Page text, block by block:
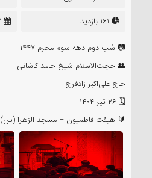
17 جولای 2025
📷 شب دوم دهه سوم محرم ۱‌۴‌۴‌۷
👥 حجت‌الاسلام شیخ حامد کاشانی
حاج علی‌اکبر زادفرج
🗓 ۲۶ تیر ۱‌۴‌۰‌۴
🔰 هیئت فاطمیون – مسجد الزهرا (س)